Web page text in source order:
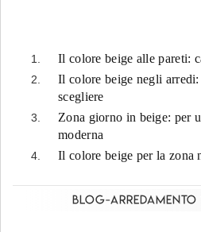
Il colore beige alle pareti:
Il colore beige negli
scegliere
Zona giorno in beige: per
moderna
Il colore beige per la zona
Blog-